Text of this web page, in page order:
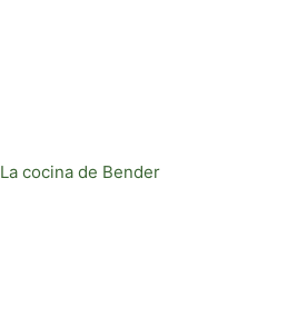
La cocina de Bender